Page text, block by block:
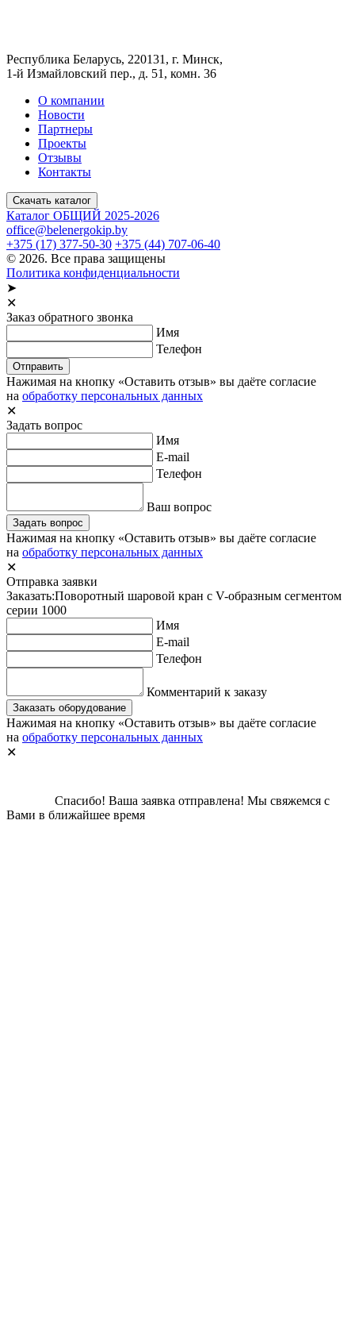
Республика Беларусь, 220131, г. Минск,
1-й Измайловский пер., д. 51, комн. 36
О компании
Новости
Партнеры
Проекты
Отзывы
Контакты
Скачать каталог
Каталог ОБЩИЙ 2025-2026
office@belenergokip.by
+375 (17) 377-50-30 +375 (44) 707-06-40
© 2026. Все права защищены
Политика конфиденциальности
➤
✕
Заказ обратного звонка
Имя
Телефон
Отправить
Нажимая на кнопку «Оставить отзыв» вы даёте согласие
на обработку персональных данных
✕
Задать вопрос
Имя
E-mail
Телефон
Ваш вопрос
Задать вопрос
Нажимая на кнопку «Оставить отзыв» вы даёте согласие
на обработку персональных данных
✕
Отправка заявки
Заказать:Поворотный шаровой кран с V-образным сегментом
серии 1000
Имя
E-mail
Телефон
Комментарий к заказу
Заказать оборудование
Нажимая на кнопку «Оставить отзыв» вы даёте согласие
на обработку персональных данных
✕
Спасибо! Ваша заявка отправлена! Мы свяжемся с
Вами в ближайшее время